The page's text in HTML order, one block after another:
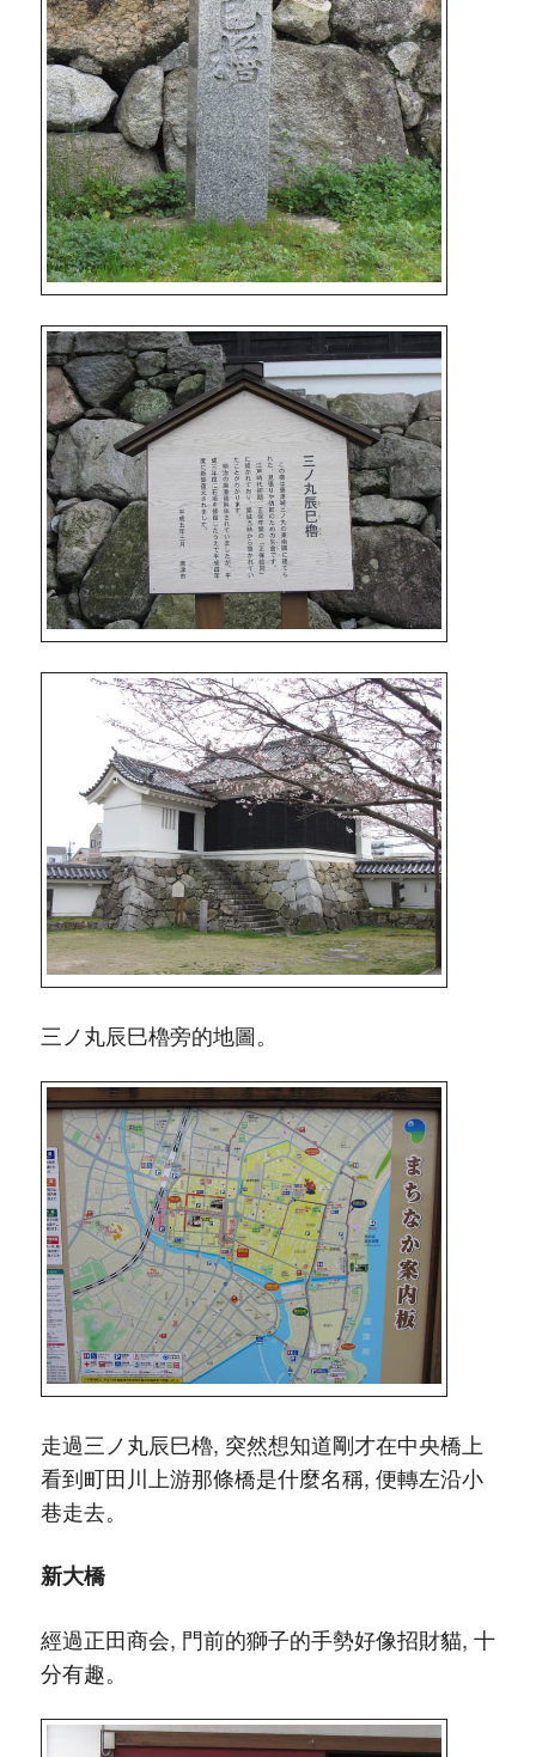
三ノ丸辰巳櫓旁的地圖。
走過三ノ丸辰巳櫓, 突然想知道剛才在中央橋上
看到町田川上游那條橋是什麼名稱, 便轉左沿小
巷走去。
新大橋
經過正田商会, 門前的獅子的手勢好像招財貓, 十
分有趣。